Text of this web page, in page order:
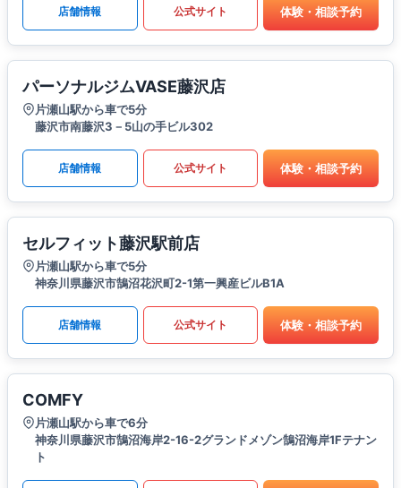
店舗情報 公式サイト 体験・相談予約
パーソナルジムVASE藤沢店
片瀬山駅から車で5分
藤沢市南藤沢3－5山の手ビル302
店舗情報 公式サイト 体験・相談予約
セルフィット藤沢駅前店
片瀬山駅から車で5分
神奈川県藤沢市鵠沼花沢町2-1第一興産ビルB1A
店舗情報 公式サイト 体験・相談予約
COMFY
片瀬山駅から車で6分
神奈川県藤沢市鵠沼海岸2-16-2グランドメゾン鵠沼海岸1Fテナン
ト